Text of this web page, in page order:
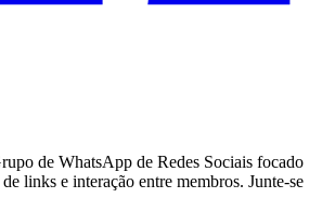
de WhatsApp de Redes Sociais focado
links e interação entre membros. Junte-se